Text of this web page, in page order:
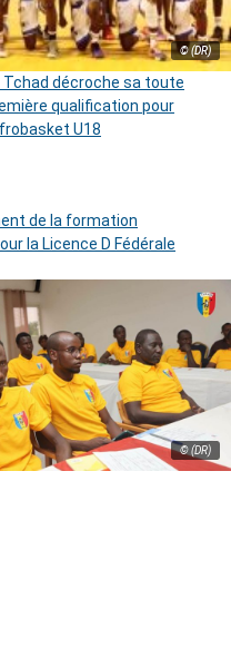
© (DR)
Tchad décroche sa toute
qualification pour
U18
de la formation
la Licence D Fédérale
© (DR)